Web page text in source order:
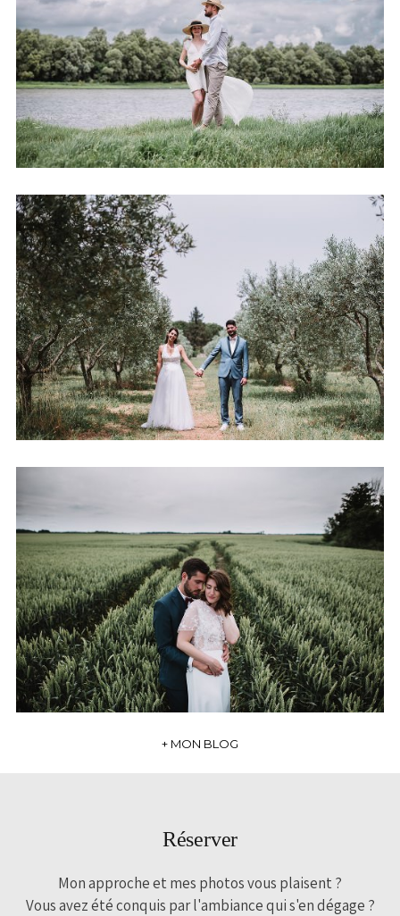
SÉANCE GROSSESSE EN BORDS DE
LOIRE
+ OUVRIR
MARIAGE AU CLOS HULLIAS
+ OUVRIR
MARIAGE LA FERME DU POULT
+ OUVRIR
+ MON BLOG
Réserver
Mon approche et mes photos vous plaisent ?
Vous avez été conquis par l'ambiance qui s'en dégage ?